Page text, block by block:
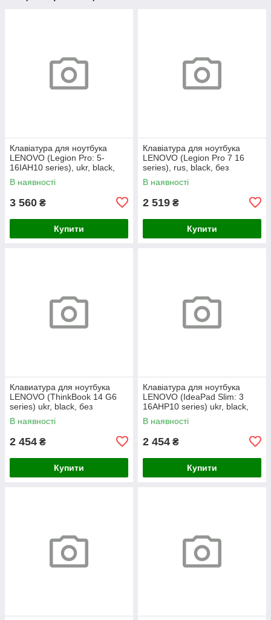
Клавіатура для ноутбука
LENOVO (Legion Pro: 5-
16IAH10 series), ukr, black,
без кадру, підсвічування
клавіш (RGB)
В наявності
3 560 ₴
Купити
Клавіатура для ноутбука
LENOVO (Legion Pro 7 16
series), rus, black, без
фрейма, підсвічування
клавіш (copilot)
В наявності
2 519 ₴
Купити
Клавиатура для ноутбука
LENOVO (ThinkBook 14 G6
series) ukr, black, без
фрейма, подсветка клавиш
(copilot)
В наявності
2 454 ₴
Купити
Клавіатура для ноутбука
LENOVO (IdeaPad Slim: 3
16AHP10 series) ukr, black,
без кадру, підсвічування
клавіш
В наявності
2 454 ₴
Купити